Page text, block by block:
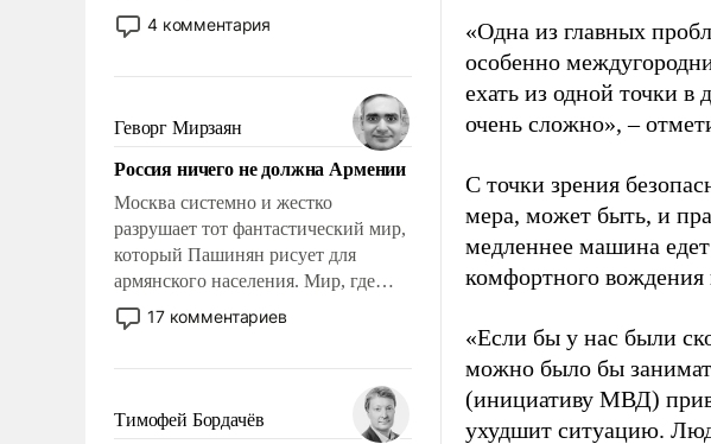
небольшая война с Ираном
опустошила американские
уязвимости США, например, перед
Китаем.
4 комментария
Геворг Мирзаян
Россия ничего не должна Армении
Москва системно и жестко
разрушает тот фантастический мир,
который Пашинян рисует для
армянского населения. Мир, где
политические прожекты будут
безусловно оплачиваться за счет
где Еревану за свои поступки не
нужно отвечать.
17 комментариев
Тимофей Бордачёв
«Одна из главных
особенно
ехать из одной точки в
очень сложно», –
С точки зрения
мера, может быть, и
медленнее машина
комфортного вождения
«Если бы у нас были
можно было бы
(инициативу МВД)
ухудшит ситуацию.